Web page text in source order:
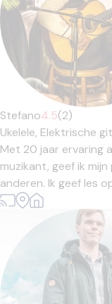
Stefano4.5(2)
Ukelele, Elektrische
Met 20 jaar ervaring
muzikant, geef ik
anderen. Ik geef les